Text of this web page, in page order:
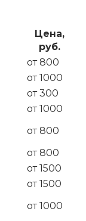
Цена,
руб.
от 800
от 1000
от 300
от 1000
от 800
от 800
от 1500
от 1500
от 1000